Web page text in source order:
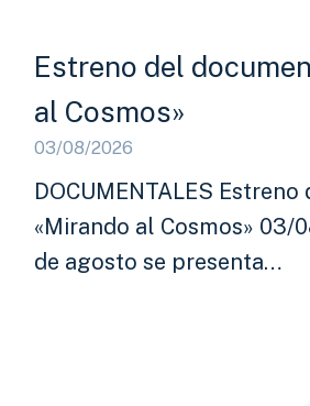
Estreno del
al Cosmos»
03/08/2026
DOCUMENTALES
«Mirando al Cosmos» 03/
de agosto se presenta…